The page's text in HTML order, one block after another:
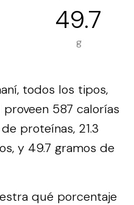
49.7
g
todos los tipos,
587 calorías
proteínas, 21.3
y 49.7 gramos de
qué porcentaje